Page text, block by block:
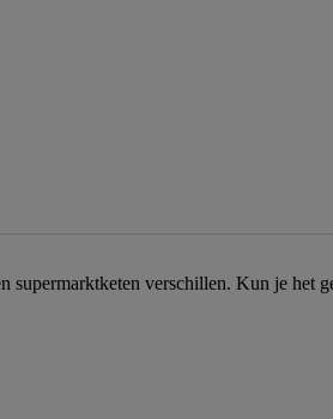
supermarktketen verschillen. Kun je het